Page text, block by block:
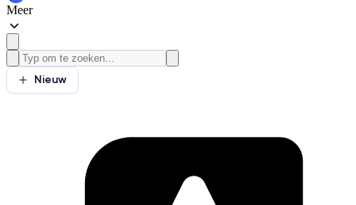
Meer
Nieuw